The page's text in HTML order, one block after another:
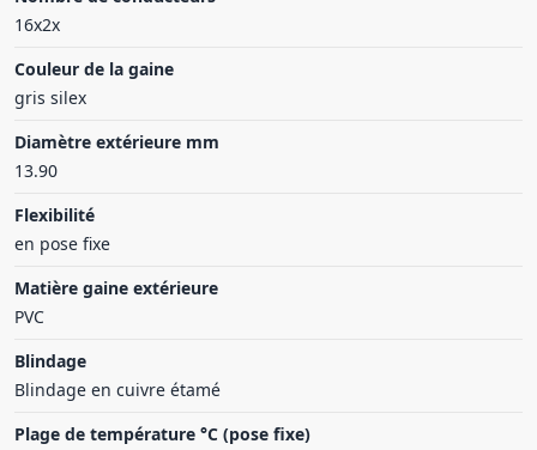
16x2x
Couleur de la gaine
gris silex
Diamètre extérieure mm
13.90
Flexibilité
en pose fixe
Matière gaine extérieure
PVC
Blindage
Blindage en cuivre étamé
Plage de température °C (pose fixe)